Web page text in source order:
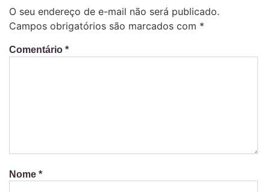
O seu endereço de e-mail não será publicado.
Campos obrigatórios são marcados com *
Comentário *
Nome *